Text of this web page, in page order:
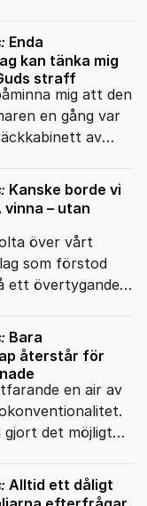
Enda
kan tänka mig
straff
mig att den
en gång var
av
Kanske borde vi
vinna – utan
över vårt
som förstod
ett övertygande
Bara
återstår för
en air av
det möjligt
Alltid ett dåligt